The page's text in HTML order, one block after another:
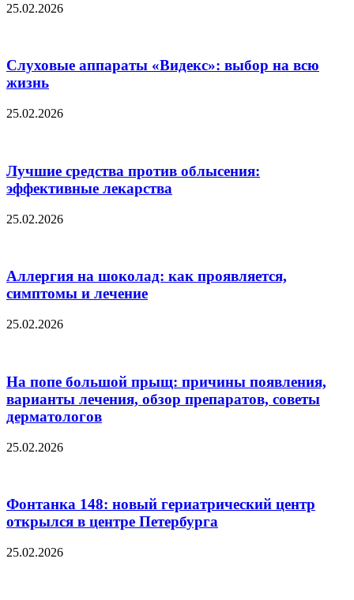
25.02.2026
Слуховые аппараты «Видекс»: выбор на всю
жизнь
25.02.2026
Лучшие средства против облысения:
эффективные лекарства
25.02.2026
Аллергия на шоколад: как проявляется,
симптомы и лечение
25.02.2026
На попе большой прыщ: причины появления,
варианты лечения, обзор препаратов, советы
дерматологов
25.02.2026
Фонтанка 148: новый гериатрический центр
открылся в центре Петербурга
25.02.2026